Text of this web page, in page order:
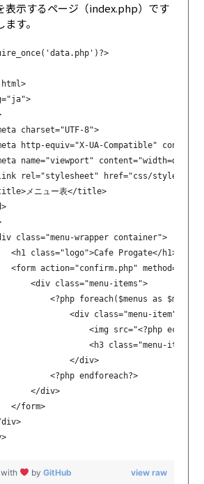
表示するページ（index.php）です
す。
html>
charset="UTF-8">
http-equiv="X-UA-Compatible"
name="viewport"
rel="stylesheet" href="css/
メニュー表</title>
class="menu-wrapper container">
<h1 class="logo">Cafe Progate</h1>
<form action="confirm.php"
<div class="menu-items">
<?php foreach($menus as
<div class="menu-item">
<img src="<?php echo
<h3 class="menu-item-
</div>
<?php endforeach?>
</div>
</form>
view raw
byGitHub